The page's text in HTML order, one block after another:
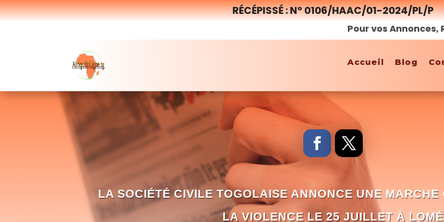
RÉCÉPISSÉ : N° 0106/HAAC/01-2024/PL/P
Pour vos Annonces,
Accueil Blog
LA SOCIÉTÉ CIVILE TOGOLAISE ANNONCE UNE MARCHE
LA VIOLENCE LE 25 JUILLET À LOMÉ